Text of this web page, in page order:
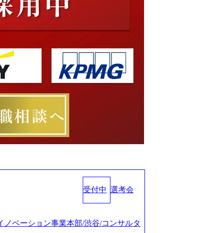
受付中 選考会
ノベーション事業本部/渋谷/コンサルタ